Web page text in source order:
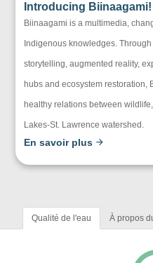
Introducing Biinaagami!
Biinaagami is a multimedia,
Indigenous knowledges.
storytelling, augmented reality,
hubs and ecosystem restoration,
healthy relations between
Lakes-St. Lawrence watershed.
En savoir plus
Qualité de l'eau À propos